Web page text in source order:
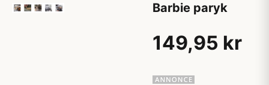
Barbie paryk
149,95 kr